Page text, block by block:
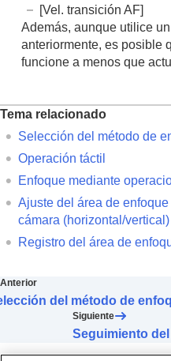
[Vel. transición AF]
Además, aunque utilice
anteriormente, es posible
funcione a menos que
Tema relacionado
Selección del método de
Operación táctil
Enfoque mediante
Ajuste del área de
cámara (horizontal/
Registro del área de
Anterior
del método de
Siguiente
Seguimiento